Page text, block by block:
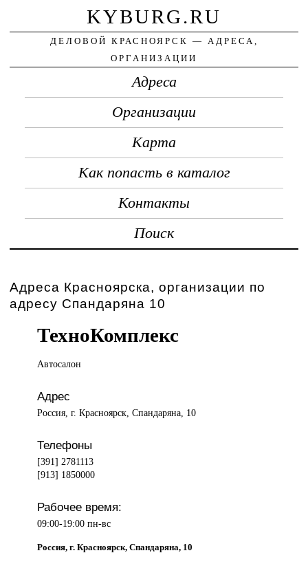
KYBURG.RU
ДЕЛОВОЙ КРАСНОЯРСК — АДРЕСА,
ОРГАНИЗАЦИИ
Адреса
Организации
Карта
Как попасть в каталог
Контакты
Поиск
Адреса Красноярска, организации по
адресу Спандаряна 10
ТехноКомплекс
Автосалон
Адрес
Россия, г. Красноярск, Спандаряна, 10
Телефоны
[391] 2781113
[913] 1850000
Рабочее время:
09:00-19:00 пн-вс
Россия, г. Красноярск, Спандаряна, 10